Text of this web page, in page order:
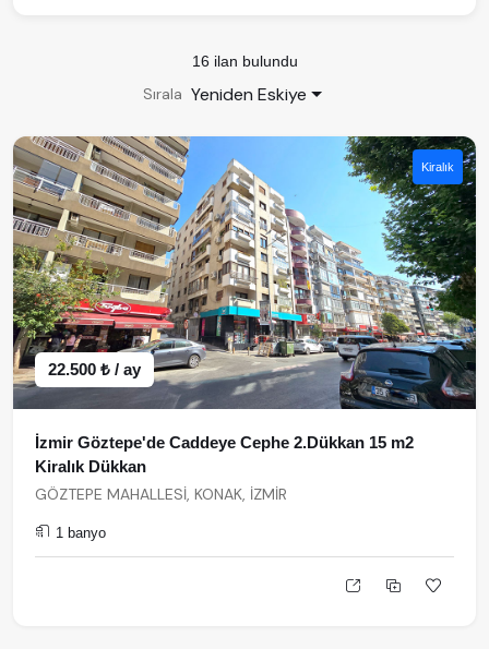
16 ilan bulundu
Sırala Yeniden Eskiye
Kiralık
22.500 ₺ / ay
İzmir Göztepe'de Caddeye Cephe 2.Dükkan 15 m2
Kiralık Dükkan
GÖZTEPE MAHALLESİ, KONAK, İZMİR
1 banyo